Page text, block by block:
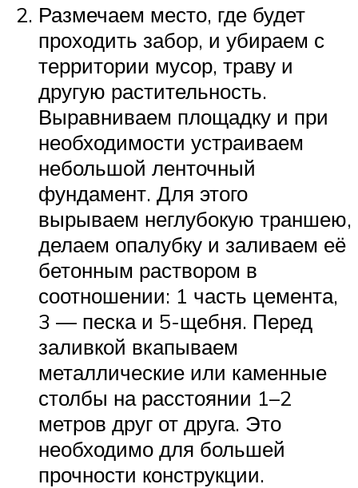
Размечаем место, где будет
проходить забор, и убираем с
территории мусор, траву и
другую растительность.
Выравниваем площадку и при
необходимости устраиваем
небольшой ленточный
фундамент. Для этого
вырываем неглубокую траншею,
делаем опалубку и заливаем её
бетонным раствором в
соотношении: 1 часть цемента,
3 — песка и 5-щебня. Перед
заливкой вкапываем
металлические или каменные
столбы на расстоянии 1–2
метров друг от друга. Это
необходимо для большей
прочности конструкции.